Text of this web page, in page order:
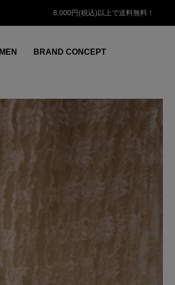
8,000円(税込)以上で送料無料！
MEN BRAND CONCEPT